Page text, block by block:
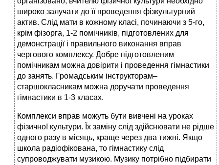
широко залучати до її проведення фізкультурний
актив. Слід мати в кожному класі, починаючи з 5-го,
крім фізорга, 1-2 помічників, підготовлених для
демонстрації і правильного виконання вправ
чергового комплексу. Добре підготовленим
помічникам можна довірити і проведення гімнастики
до занять. Громадським інструкторам–
старшокласникам можна доручати проведення
гімнастики в 1-3 класах.
Комплекси вправ можуть бути вивчені на уроках
фізичної культури. Їх заміну слід здійснювати не рідше
одного разу в місяць, краще через два тижні. Якщо
школа радіофікована, то гімнастику слід
супроводжувати музикою. Музику потрібно підбирати